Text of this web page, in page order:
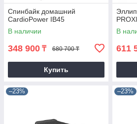
Спинбайк домашний
CardioPower IB45
В наличии
348 900 ₸ 680 700 ₸
Купить
В
611
–23% –23%